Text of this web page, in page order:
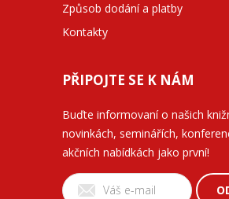
Způsob dodání a platby
Kontakty
PŘIPOJTE SE K NÁM
Buďte informovaní o našich
novinkách, seminářích,
akčních nabídkách jako první!